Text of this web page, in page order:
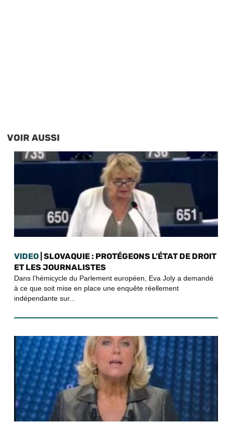
VOIR AUSSI
VIDEO | SLOVAQUIE : PROTÉGEONS L’ÉTAT DE DROIT
ET LES JOURNALISTES
Dans l’hémicycle du Parlement européen, Eva Joly a demandé
à ce que soit mise en place une enquête réellement
indépendante sur...